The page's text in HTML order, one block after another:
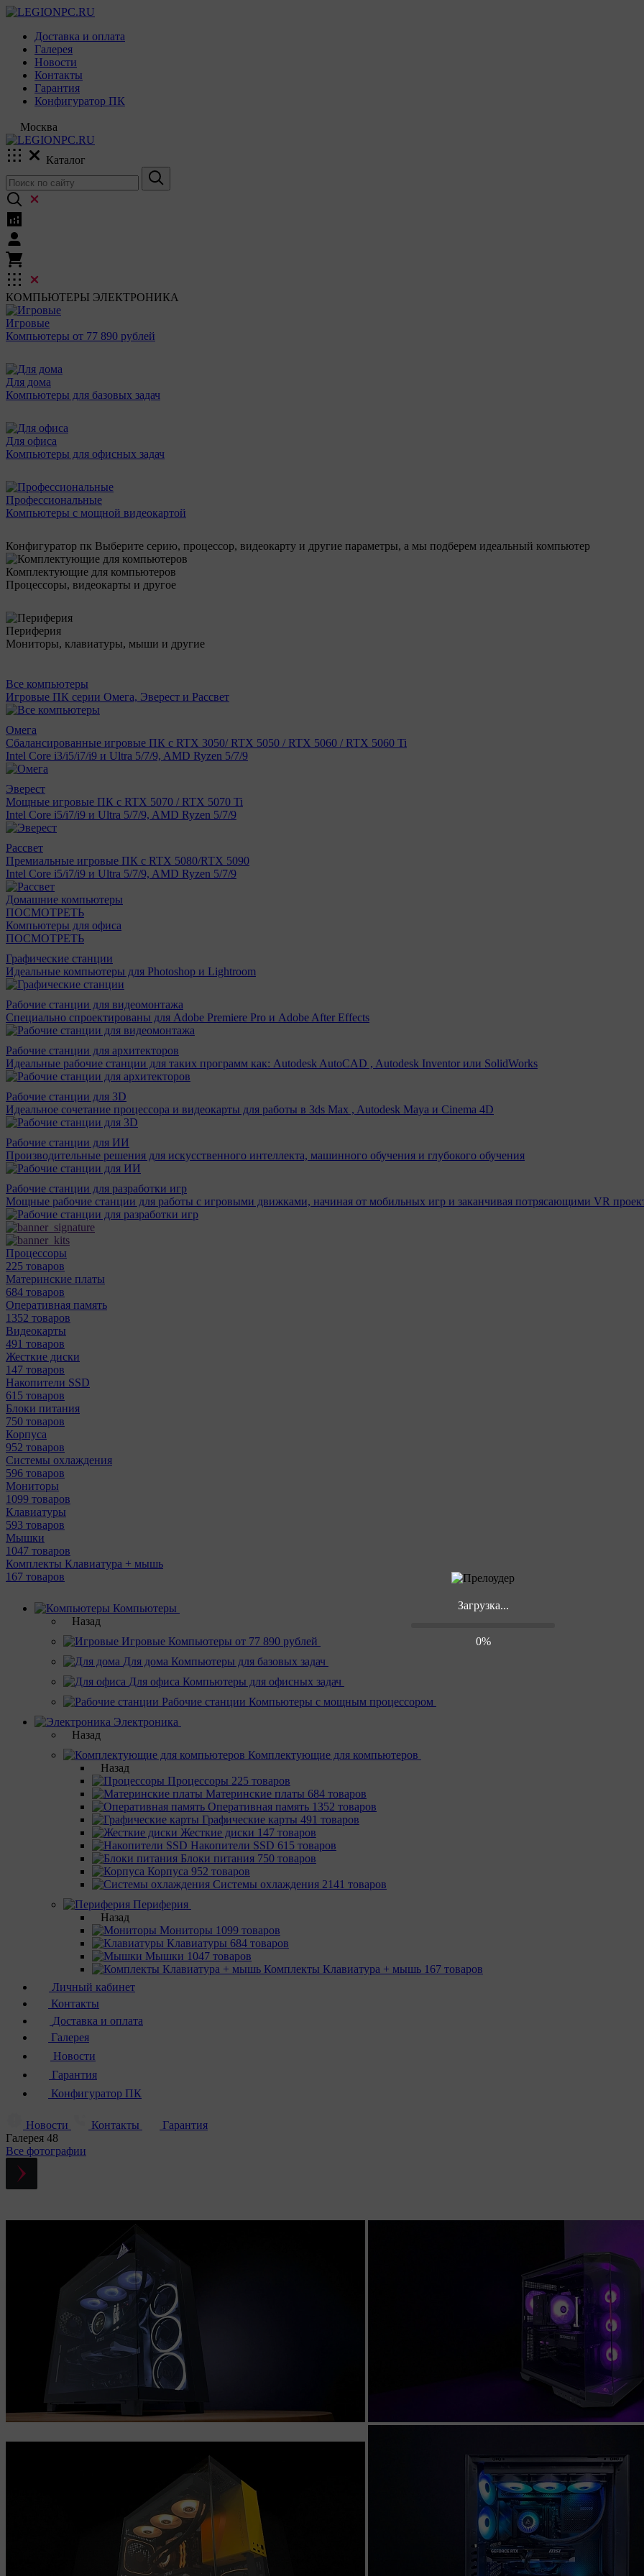
Загрузка...
0%
Доставка и оплата
Галерея
Новости
Контакты
Гарантия
Конфигуратор ПК
Москва
Каталог
КОМПЬЮТЕРЫ ЭЛЕКТРОНИКА
Игровые
Компьютеры от 77 890 рублей
Для дома
Компьютеры для базовых задач
Для офиса
Компьютеры для офисных задач
Профессиональные
Компьютеры с мощной видеокартой
Конфигуратор пк Выберите серию, процессор, видеокарту и другие параметры, а мы подберем идеальный компьютер
Комплектующие для компьютеров
Процессоры, видеокарты и другое
Периферия
Мониторы, клавиатуры, мыши и другие
Все компьютеры
Игровые ПК серии Омега, Эверест и Рассвет
Омега
Сбалансированные игровые ПК с RTX 3050/ RTX 5050 / RTX 5060 / RTX 5060 Ti
Intel Core i3/i5/i7/i9 и Ultra 5/7/9, AMD Ryzen 5/7/9
Эверест
Мощные игровые ПК с RTX 5070 / RTX 5070 Ti
Intel Core i5/i7/i9 и Ultra 5/7/9, AMD Ryzen 5/7/9
Рассвет
Премиальные игровые ПК с RTX 5080/RTX 5090
Intel Core i5/i7/i9 и Ultra 5/7/9, AMD Ryzen 5/7/9
Домашние компьютеры
ПОСМОТРЕТЬ
Компьютеры для офиса
ПОСМОТРЕТЬ
Графические станции
Идеальные компьютеры для Photoshop и Lightroom
Рабочие станции для видеомонтажа
Специально спроектированы для Adobe Premiere Pro и Adobe After Effects
Рабочие станции для архитекторов
Идеальные рабочие станции для таких программ как: Autodesk AutoCAD , Autodesk Inventor или SolidWorks
Рабочие станции для 3D
Идеальное сочетание процессора и видеокарты для работы в 3ds Max , Autodesk Maya и Cinema 4D
Рабочие станции для ИИ
Производительные решения для искусственного интеллекта, машинного обучения и глубокого обучения
Рабочие станции для разработки игр
Мощные рабочие станции для работы с игровыми движками, начиная от мобильных игр и заканчивая потрясающими VR
Процессоры
225 товаров
Материнcкие платы
684 товаров
Оперативная память
1352 товаров
Видеокарты
491 товаров
Жесткие диски
147 товаров
Накопители SSD
615 товаров
Блоки питания
750 товаров
Корпуса
952 товаров
Системы охлаждения
596 товаров
Мониторы
1099 товаров
Клавиатуры
593 товаров
Мышки
1047 товаров
Комплекты Клавиатура + мышь
167 товаров
Компьютеры
Назад
Игровые Компьютеры от 77 890 рублей
Для дома Компьютеры для базовых задач
Для офиса Компьютеры для офисных задач
Рабочие станции Компьютеры с мощным процессором
Электроника
Назад
Комплектующие для компьютеров
Назад
Процессоры 225 товаров
Материнcкие платы 684 товаров
Оперативная память 1352 товаров
Графические карты 491 товаров
Жесткие диски 147 товаров
Накопители SSD 615 товаров
Блоки питания 750 товаров
Корпуса 952 товаров
Системы охлаждения 2141 товаров
Периферия
Назад
Мониторы 1099 товаров
Клавиатуры 684 товаров
Мышки 1047 товаров
Комплекты Клавиатура + мышь 167 товаров
Личный кабинет
Контакты
Доставка и оплата
Галерея
Новости
Гарантия
Конфигуратор ПК
Новости Контакты
Гарантия
Галерея 48
Все фотографии